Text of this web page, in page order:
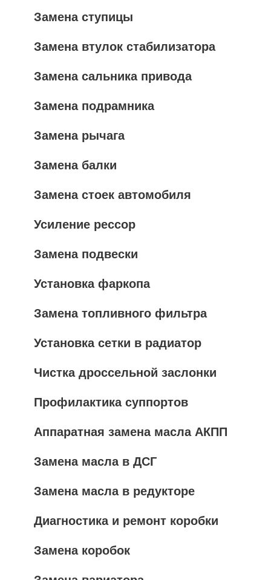
Замена ступицы
Замена втулок стабилизатора
Замена сальника привода
Замена подрамника
Замена рычага
Замена балки
Замена стоек автомобиля
Усиление рессор
Замена подвески
Установка фаркопа
Замена топливного фильтра
Установка сетки в радиатор
Чистка дроссельной заслонки
Профилактика суппортов
Аппаратная замена масла АКПП
Замена масла в ДСГ
Замена масла в редукторе
Диагностика и ремонт коробки
Замена коробок